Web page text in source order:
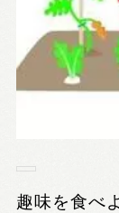
趣味を食べ